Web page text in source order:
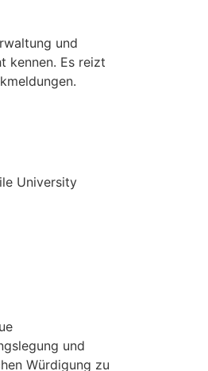
und
kennen. Es reizt
University
und
Würdigung zu